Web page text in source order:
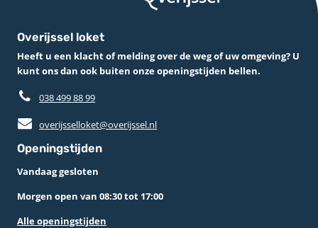
Overijssel loket
Heeft u een klacht of melding over de weg of uw omgeving? U
kunt ons dan ook buiten onze openingstijden bellen.
038 499 88 99
overijsselloket@overijssel.nl
Openingstijden
Vandaag gesloten
Morgen open van 08:30 tot 17:00
Alle openingstijden